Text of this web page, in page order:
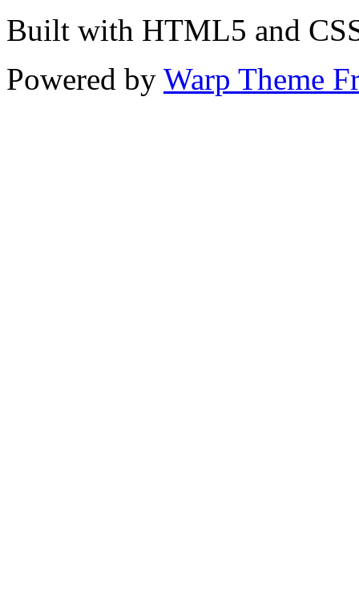
Built with HTML5 and
Powered by Warp Theme